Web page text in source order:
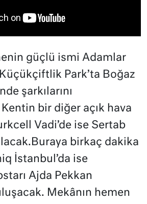
güçlü ismi Adamlar
Park’ta Boğaz
şarkılarını
bir diğer açık hava
Vadi’de ise Sertab
birkaç dakika
İstanbul’da ise
Ajda Pekkan
Mekânın hemen